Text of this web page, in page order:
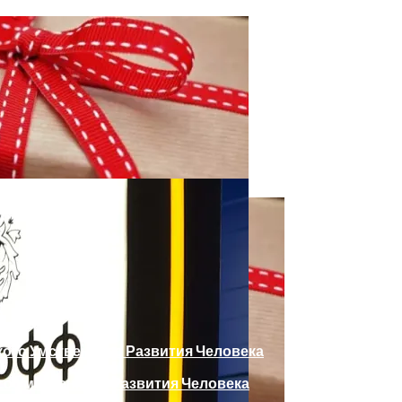
Умственного Развития Человека